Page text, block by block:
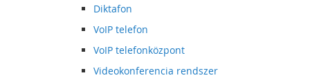
Diktafon
VoIP telefon
VoIP telefonközpont
Videokonferencia rendszer